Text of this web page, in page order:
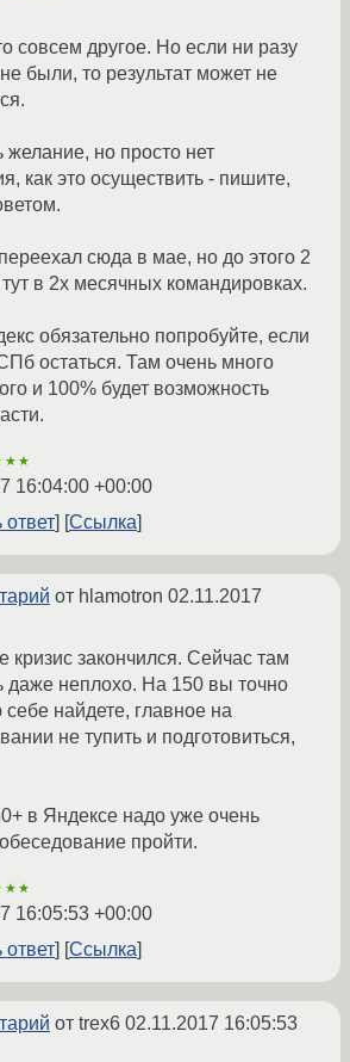
совсем другое. Но если ни разу
были, то результат может не
желание, но просто нет
как это осуществить - пишите,
сюда в мае, но до этого 2
в 2х месячных командировках.
обязательно попробуйте, если
остаться. Там очень много
и 100% будет возможность
16:04:00 +00:00
ответ
Ссылка
от hlamotron 02.11.2017
кризис закончился. Сейчас там
даже неплохо. На 150 вы точно
себе найдете, главное на
не тупить и подготовиться,
в Яндексе надо уже очень
пройти.
16:05:53 +00:00
ответ
Ссылка
от trex6 02.11.2017 16:05:53